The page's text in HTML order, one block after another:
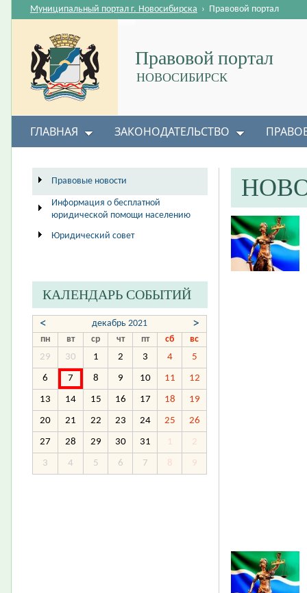
Правовой портал
НОВОСИБИРСК
Муниципальный портал г. Новосибирска › Правовой портал
ГЛАВНАЯ ЗАКОНОДАТЕЛЬСТВО
Правовые новости
Информация о бесплатной
юридической помощи населению
Юридический совет
КАЛЕНДАРЬ СОБЫТИЙ
< декабрь 2021 >
пн вт ср чт пт сб
вс
29
30 1 2 3 4 5
6 7 8 9 10 11 12
13 14 15 16 17 18 19
20 21 22 23 24 25 26
27 28 29 30 31 1 2
3 4 5 6 7 8 9